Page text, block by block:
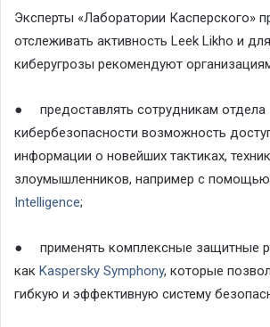
Эксперты «Лаборатории Касперского»
отслеживать активность Leek Likho и
киберугрозы рекомендуют
●
предоставлять сотрудникам отдела
кибербезопасности возможность
информации о новейших тактиках,
злоумышленников, например с помощью
Intelligence;
●
применять комплексные защитные
как Kaspersky Symphony, которые
гибкую и эффективную систему